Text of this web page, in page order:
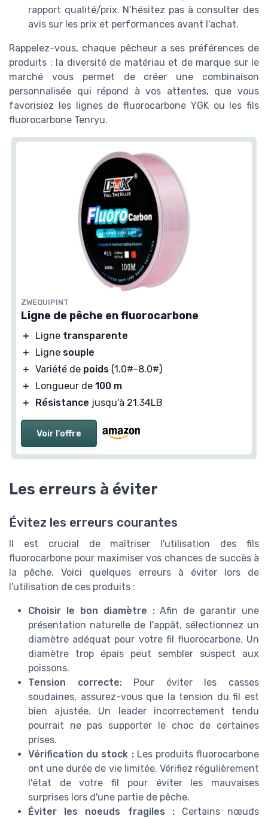
rapport qualité/prix. N’hésitez pas à consulter des
avis sur les prix et performances avant l'achat.
Rappelez-vous, chaque pêcheur a ses préférences de
produits : la diversité de matériau et de marque sur le
marché vous permet de créer une combinaison
personnalisée qui répond à vos attentes, que vous
favorisiez les lignes de fluorocarbone YGK ou les fils
fluorocarbone Tenryu.
ZWEQUIPINT
Ligne de pêche en fluorocarbone
＋ Ligne transparente
＋
Ligne souple
＋ Variété de poids (1.0#-8.0#)
＋
Longueur de 100 m
＋
Résistance jusqu'à 21.34LB
Voir l'offre
Les erreurs à éviter
Évitez les erreurs courantes
Il est crucial de maîtriser l'utilisation des fils
fluorocarbone pour maximiser vos chances de succès à
la pêche. Voici quelques erreurs à éviter lors de
l'utilisation de ces produits :
Choisir le bon diamètre :Afin de garantir une
présentation naturelle de l'appât, sélectionnez un
diamètre adéquat pour votre fil fluorocarbone. Un
diamètre trop épais peut sembler suspect aux
poissons.
Tension correcte:Pour éviter les casses
soudaines, assurez-vous que la tension du fil est
bien ajustée. Un leader incorrectement tendu
pourrait ne pas supporter le choc de certaines
prises.
Vérification du stock :Les produits fluorocarbone
ont une durée de vie limitée. Vérifiez régulièrement
l'état de votre fil pour éviter les mauvaises
surprises lors d'une partie de pêche.
Éviter les noeuds fragiles :Certains nœuds